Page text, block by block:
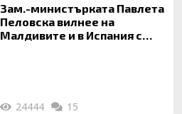
Зам.-министърката Павлета
Пеловска вилнее на
Малдивите и в Испания с
24444 15